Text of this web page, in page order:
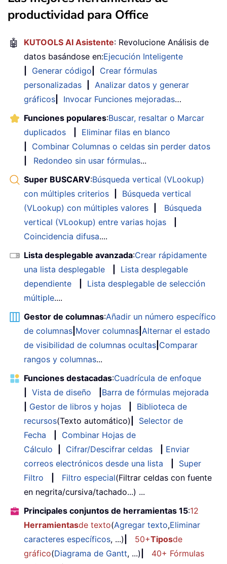
productividad para Office
🤖 KUTOOLS AI Asistente: Revolucione Análisis de
datos basándose en:Ejecución Inteligente
Generar código
Crear fórmulas
personalizadas
Analizar datos y generar
gráficos
Invocar Funciones mejoradas…
Funciones populares:Buscar, resaltar o Marcar
duplicados
Eliminar filas en blanco
Combinar Columnas o celdas sin perder datos
Redondeo sin usar fórmulas...
Super BUSCARV:Búsqueda vertical (VLookup)
con múltiples criterios
Búsqueda vertical
(VLookup) con múltiples valores
Búsqueda
vertical (VLookup) entre varias hojas
Coincidencia difusa....
Lista desplegable avanzada:Crear rápidamente
una lista desplegable
Lista desplegable
dependiente
Lista desplegable de selección
múltiple....
Gestor de columnas:Añadir un número específico
de columnas Mover columnas Alternar el estado
de visibilidad de columnas ocultas Comparar
rangos y columnas...
Funciones destacadas:Cuadrícula de enfoque
Vista de diseño
Barra de fórmulas mejorada
Gestor de libros y hojas
Biblioteca de
recursos(Texto automático)
Selector de
Fecha
Combinar Hojas de
Cálculo
Cifrar/Descifrar celdas
Enviar
correos electrónicos desde una lista
Super
Filtro
Filtro especial(Filtrar celdas con fuente
en negrita/cursiva/tachado...) ...
Principales conjuntos de herramientas 15:12
Herramientasde texto(Agregar texto,Eliminar
caracteres específicos, ...) 50+Tiposde
gráfico(Diagrama de Gantt, ...)
40+ Fórmulas